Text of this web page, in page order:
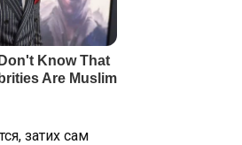
затих сам